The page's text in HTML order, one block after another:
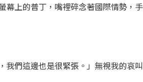
上的普丁，嘴裡碎念著國際情勢，
我們這邊也是很緊張。」無視我的哀